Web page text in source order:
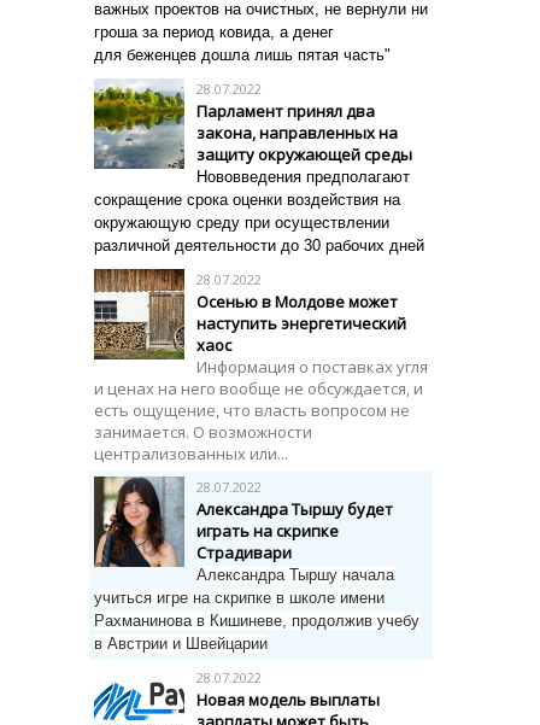
важных проектов на очистных, не вернули ни
гроша за период ковида, а денег
для беженцев дошла лишь пятая часть"
28.07.2022
Парламент принял два
закона, направленных на
защиту окружающей среды
Нововведения предполагают
сокращение срока оценки воздействия на
окружающую среду при осуществлении
различной деятельности до 30 рабочих дней
28.07.2022
Осенью в Молдове может
наступить энергетический
хаос
Информация о поставках угля
и ценах на него вообще не обсуждается, и
есть ощущение, что власть вопросом не
занимается. О возможности
централизованных или...
28.07.2022
Александра Тыршу будет
играть на скрипке
Страдивари
Александра Тыршу начала
учиться игре на скрипке в школе имени
Рахманинова в Кишиневе, продолжив учебу
в Австрии и Швейцарии
28.07.2022
Новая модель выплаты